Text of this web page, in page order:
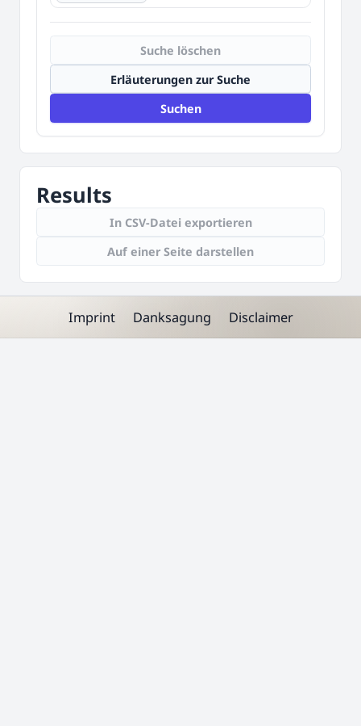
Suche löschen
Erläuterungen zur Suche
Suchen
Results
In CSV-Datei exportieren
Auf einer Seite darstellen
Imprint Danksagung Disclaimer